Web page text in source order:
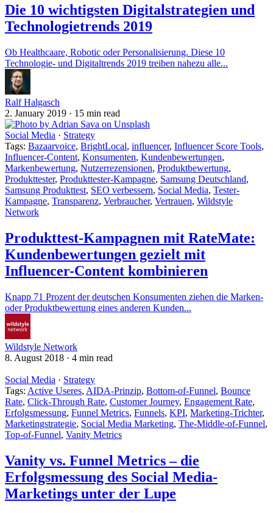
Die 10 wichtigsten Digitalstrategien und
Technologietrends 2019
Ob Healthcaare, Robotic oder Personalisierung. Diese 10
Technologie- und Digitaltrends 2019 treiben nahezu alle...
Ralf Halgasch
2. January 2019 · 15 min read
Social Media · Strategy
Tags: Bazaarvoice, BrightLocal, influencer, Influencer Score Tools,
Influencer-Content, Konsumenten, Kundenbewertungen,
Markenbewertung, Nutzerrezensionen, Produktbewertung,
Produkttester, Produkttester-Kampagne, Samsung Deutschland,
Samsung Produkttest, SEO verbessern, Social Media, Tester-
Kampagne, Transparenz, Verbraucher, Vertrauen, Wildstyle
Network
Produkttest-Kampagnen mit RateMate:
Kundenbewertungen gezielt mit
Influencer-Content kombinieren
Knapp 71 Prozent der deutschen Konsumenten ziehen die Marken-
oder Produktbewertung eines anderen Kunden...
Wildstyle Network
8. August 2018 · 4 min read
Social Media · Strategy
Tags: Active Useres, AIDA-Prinzip, Bottom-of-Funnel, Bounce
Rate, Click-Through Rate, Customer Journey, Engagement Rate,
Erfolgsmessung, Funnel Metrics, Funnels, KPI, Marketing-Trichter,
Marketingstrategie, Social Media Marketing, The-Middle-of-Funnel,
Top-of-Funnel, Vanity Metrics
Vanity vs. Funnel Metrics – die
Erfolgsmessung des Social Media-
Marketings unter der Lupe